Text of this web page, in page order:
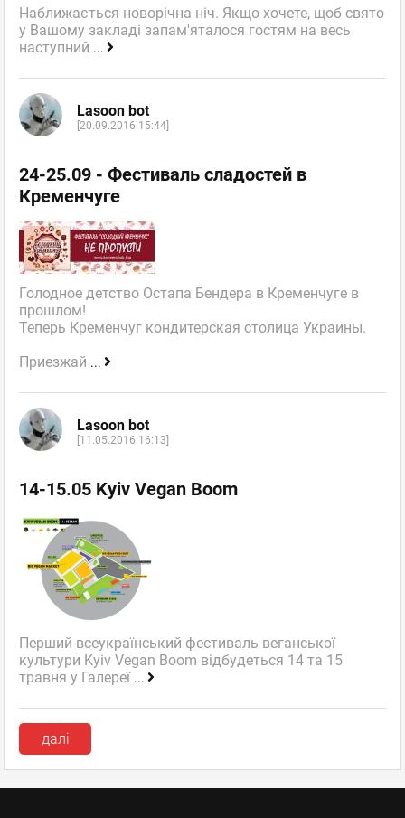
Наближається новорічна ніч. Якщо хочете, щоб свято
у Вашому закладі запам'яталося гостям на весь
наступний ...
Lasoon bot
[20.09.2016 15:44]
24-25.09 - Фестиваль сладостей в
Кременчуге
Голодное детство Остапа Бендера в Кременчуге в
прошлом!
Теперь Кременчуг кондитерская столица Украины.
Приезжай ...
Lasoon bot
[11.05.2016 16:13]
14-15.05 Kyiv Vegan Boom
Перший всеукраїнський фестиваль веганської
культури Kyiv Vegan Boom відбудеться 14 та 15
травня у Галереї ...
далі